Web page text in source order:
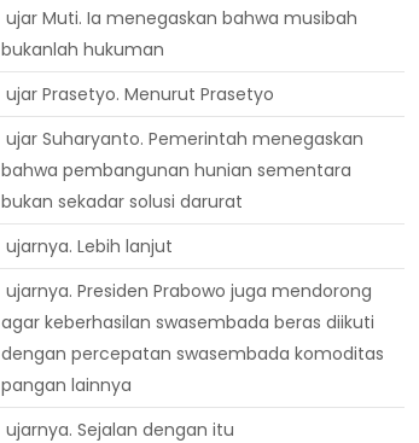
 ujar Muti. Ia menegaskan bahwa musibah
bukanlah hukuman
 ujar Prasetyo. Menurut Prasetyo
 ujar Suharyanto. Pemerintah menegaskan
bahwa pembangunan hunian sementara
bukan sekadar solusi darurat
 ujarnya. Lebih lanjut
 ujarnya. Presiden Prabowo juga mendorong
agar keberhasilan swasembada beras diikuti
dengan percepatan swasembada komoditas
pangan lainnya
 ujarnya. Sejalan dengan itu